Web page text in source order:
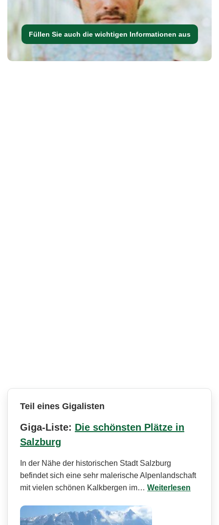
Füllen Sie auch die wichtigen Informationen aus
Teil eines Gigalisten
Giga-Liste: Die schönsten Plätze in
Salzburg
In der Nähe der historischen Stadt Salzburg
befindet sich eine sehr malerische Alpenlandschaft
mit vielen schönen Kalkbergen im… Weiterlesen